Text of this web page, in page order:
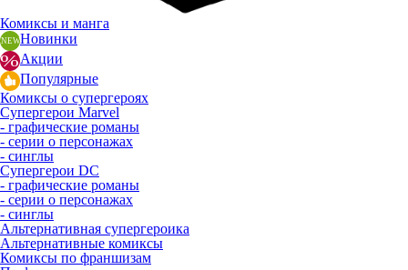
Комиксы и манга
Новинки
Акции
Популярные
Комиксы о супергероях
Супергерои Marvel
- графические романы
- серии о персонажах
- синглы
Супергерои DC
- графические романы
- серии о персонажах
- синглы
Альтернативная супергероика
Альтернативные комиксы
Комиксы по франшизам